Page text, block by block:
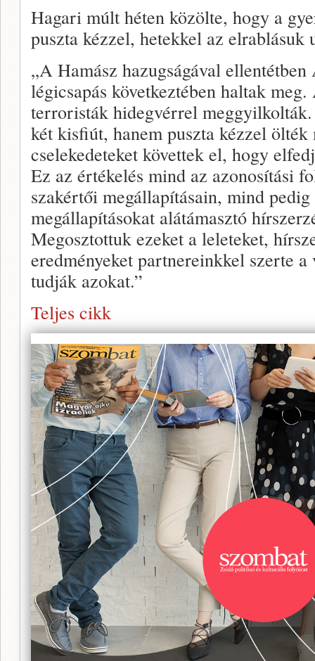
Hagari múlt héten közölte, hogy a
puszta kézzel, hetekkel az elrablásuk
„A Hamász hazugságával
légicsapás következtében haltak
terroristák hidegvérrel
két kisfiút, hanem puszta kézzel
cselekedeteket követtek el, hogy
Ez az értékelés mind az azonosítási
szakértői megállapításain, mind pedig
megállapításokat alátámasztó
Megosztottuk ezeket a leleteket,
eredményeket partnereinkkel szerte
tudják azokat.”
Teljes cikk